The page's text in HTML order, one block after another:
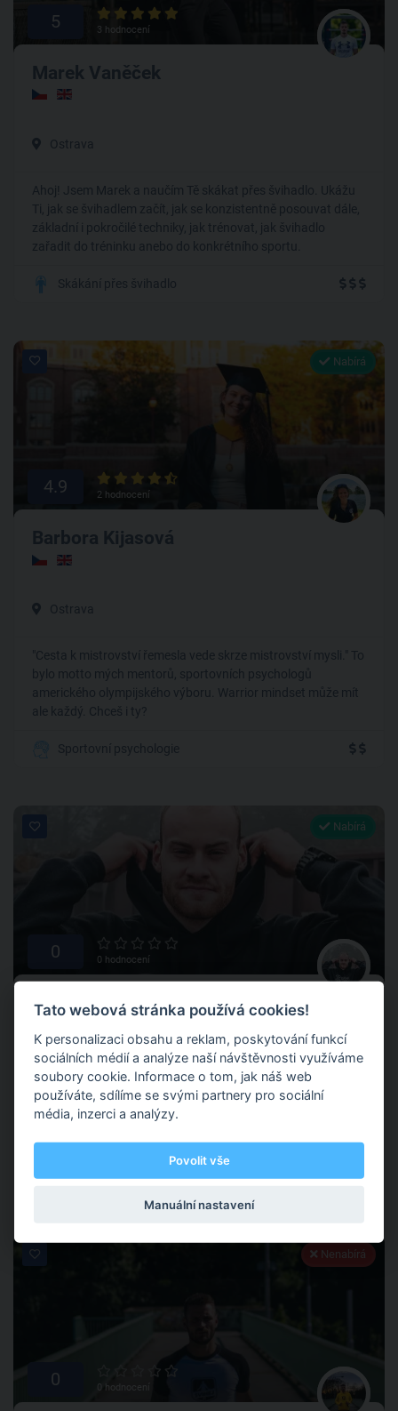
5 3 hodnocení
Marek Vaněček
Ostrava
Ahoj! Jsem Marek a naučím Tě skákat přes švihadlo. Ukážu
Ti, jak se švihadlem začít, jak se konzistentně posouvat dále,
základní i pokročilé techniky, jak trénovat, jak švihadlo
zařadit do tréninku anebo do konkrétního sportu.
Skákání přes švihadlo
Nabírá
4.9 2 hodnocení
Barbora Kijasová
Ostrava
"Cesta k mistrovství řemesla vede skrze mistrovství mysli." To
bylo motto mých mentorů, sportovních psychologů
amerického olympijského výboru. Warrior mindset může mít
ale každý. Chceš i ty?
Sportovní psychologie
Nabírá
0 0 hodnocení
Lubomír Baum
Frýdek-Místek
Jmenuji se Lubomír Baum, v parkourové komunitě jsem
znám pod přezdívkou „Lubo„, je mi 24 let.
Parkour
Nenabírá
0 0 hodnocení
Tato webová stránka používá cookies!
K personalizaci obsahu a reklam, poskytování funkcí
sociálních médií a analýze naší návštěvnosti využíváme
soubory cookie. Informace o tom, jak náš web
používáte, sdílíme se svými partnery pro sociální
média, inzerci a analýzy.
Povolit vše
Manuální nastavení